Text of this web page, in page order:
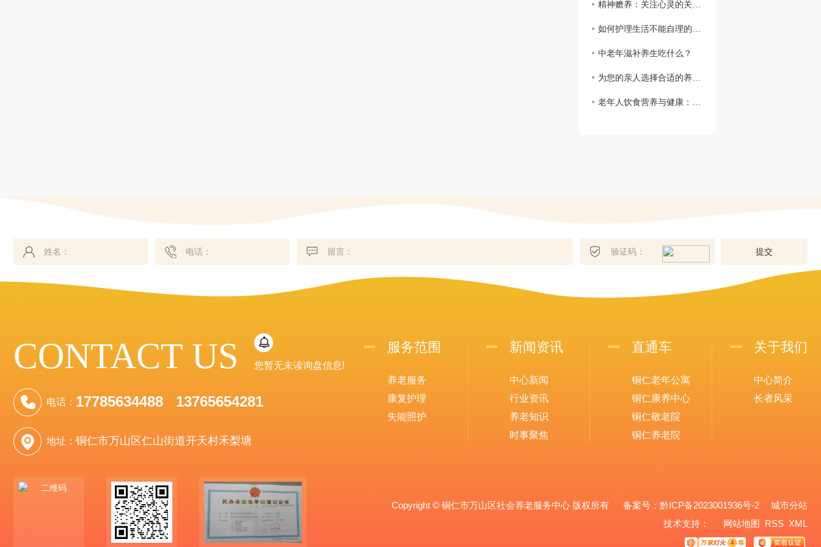
精神赡养：关注心灵的关怀与支持
如何护理生活不能自理的老人
中老年滋补养生吃什么？
为您的亲人选择合适的养老院
老年人饮食营养与健康：关注健康长寿的呵护
提交
CONTACT US 您暂无未读询盘信息!
电话： 17785634488 13765654281
地址： 铜仁市万山区仁山街道开天村禾梨塘
服务范围
养老服务
康复护理
失能照护
新闻资讯
中心新闻
行业资讯
养老知识
时事聚焦
直通车
铜仁老年公寓
铜仁康养中心
铜仁敬老院
铜仁养老院
关于我们
中心简介
长者风采
Copyright © 铜仁市万山区社会养老服务中心 版权所有 备案号： 黔ICP备2023001936号-2 城市分站
城市分站
技术支持： 网站地图 RSS XML